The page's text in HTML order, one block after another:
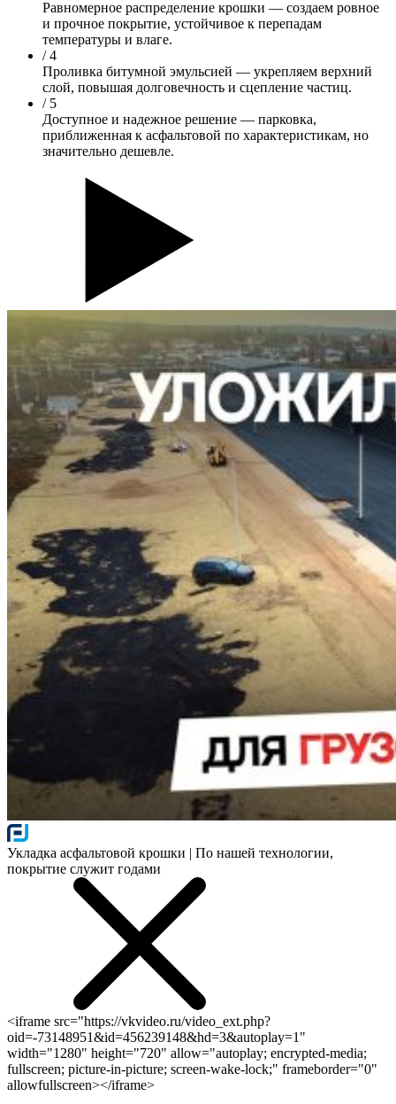
Равномерное распределение крошки — создаем ровное
и прочное покрытие, устойчивое к перепадам
температуры и влаге.
/ 4
Проливка битумной эмульсией — укрепляем верхний
слой, повышая долговечность и сцепление частиц.
/ 5
Доступное и надежное решение — парковка,
приближенная к асфальтовой по характеристикам, но
значительно дешевле.
Укладка асфальтовой крошки | По нашей технологии,
покрытие служит годами
<iframe src="https://vkvideo.ru/video_ext.php?
oid=-73148951&id=456239148&hd=3&autoplay=1"
width="1280" height="720" allow="autoplay; encrypted-media;
fullscreen; picture-in-picture; screen-wake-lock;" frameborder="0"
allowfullscreen></iframe>